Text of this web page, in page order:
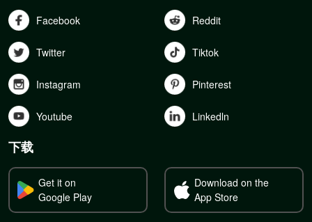
Facebook Reddit
Twitter Tiktok
Instagram Pinterest
Youtube Linkedln
下载
Get it on
Google Play
Download on the
App Store